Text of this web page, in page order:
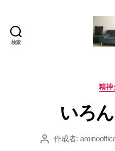
検索
精神
いろ
投 作成者: